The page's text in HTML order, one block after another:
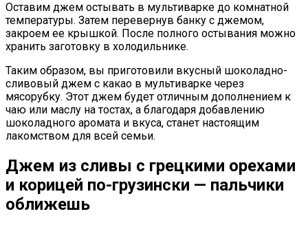
Оставим джем остывать в мультиварке до комнатной
температуры. Затем перевернув банку с джемом,
закроем ее крышкой. После полного остывания можно
хранить заготовку в холодильнике.
Таким образом, вы приготовили вкусный шоколадно-
сливовый джем с какао в мультиварке через
мясорубку. Этот джем будет отличным дополнением к
чаю или маслу на тостах, а благодаря добавлению
шоколадного аромата и вкуса, станет настоящим
лакомством для всей семьи.
Джем из сливы с грецкими орехами
и корицей по-грузински — пальчики
оближешь